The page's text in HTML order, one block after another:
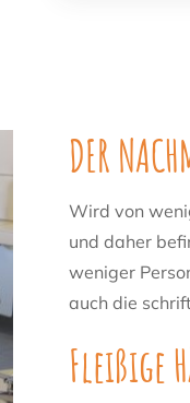
DER
Wird von
und daher
weniger
auch die
Fleißige